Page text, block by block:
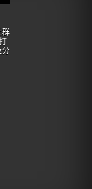
群
分